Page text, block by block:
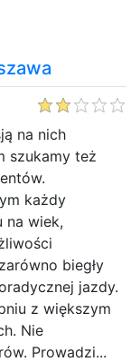
na nich
szukamy też
każdy
na wiek,
biegły
jazdy.
z większym
Nie
Prowadzi...